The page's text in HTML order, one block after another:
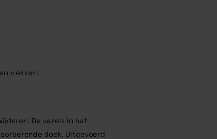
vlekken.
De vezels in het
doek. Uitgevoerd